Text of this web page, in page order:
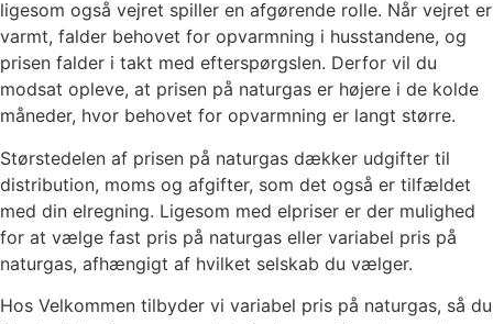
ligesom også vejret spiller en afgørende rolle. Når vejret er
varmt, falder behovet for opvarmning i husstandene, og
prisen falder i takt med efterspørgslen. Derfor vil du
modsat opleve, at prisen på naturgas er højere i de kolde
måneder, hvor behovet for opvarmning er langt større.
Størstedelen af prisen på naturgas dækker udgifter til
distribution, moms og afgifter, som det også er tilfældet
med din elregning. Ligesom med elpriser er der mulighed
for at vælge fast pris på naturgas eller variabel pris på
naturgas, afhængigt af hvilket selskab du vælger.
Hos Velkommen tilbyder vi variabel pris på naturgas, så du